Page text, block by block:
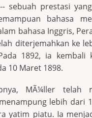
sebuah prestasi
bahasa
bahasa Inggris,
diterjemahkan ke
1892, ia kembali
10 Maret 1898.
MÃ¼ller telah
lebih dari
yatim piatu. Ia